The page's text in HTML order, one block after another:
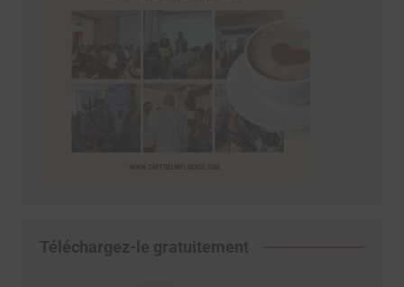
Téléchargez-le gratuitement